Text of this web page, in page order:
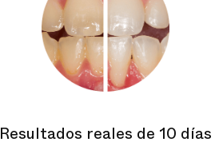
Resultados reales de 10 días